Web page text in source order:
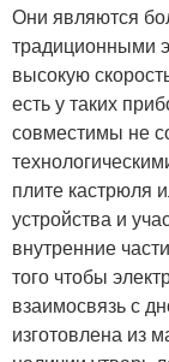
Они являются
традиционными
высокую
есть у таких
совместимы не
плите кастрюля
устройства и
внутренние
того чтобы
взаимосвязь с
изготовлена из